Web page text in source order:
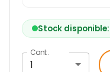
Stock
Cant.
1